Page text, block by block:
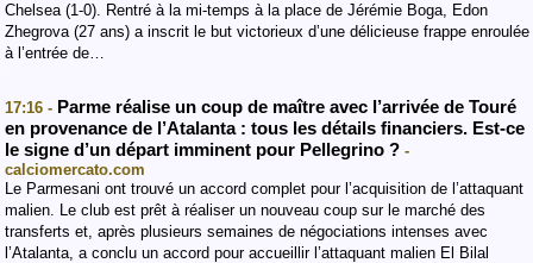
Chelsea (1-0). Rentré à la mi-temps à la place de Jérémie Boga, Edon
Zhegrova (27 ans) a inscrit le but victorieux d’une délicieuse frappe enroulée
à l’entrée de…
17:16 - Parme réalise un coup de maître avec l’arrivée de Touré
en provenance de l’Atalanta : tous les détails financiers. Est-ce
le signe d’un départ imminent pour Pellegrino ? -
calciomercato.com
Le Parmesani ont trouvé un accord complet pour l’acquisition de l’attaquant
malien. Le club est prêt à réaliser un nouveau coup sur le marché des
transferts et, après plusieurs semaines de négociations intenses avec
l’Atalanta, a conclu un accord pour accueillir l’attaquant malien El Bilal